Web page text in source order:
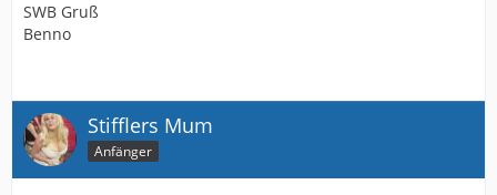
SWB Gruß
Benno
Stifflers Mum
Anfänger